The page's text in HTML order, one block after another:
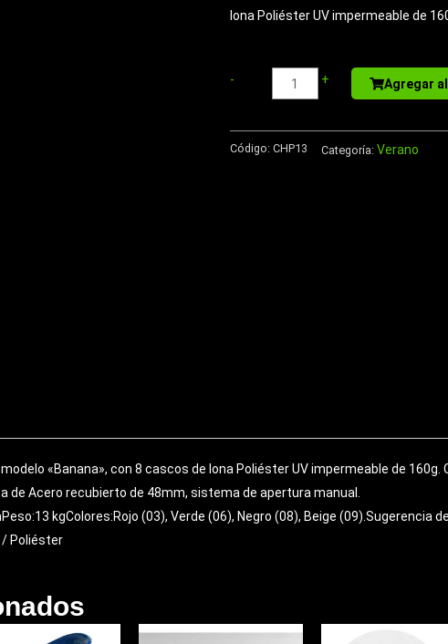
lona Poliéster UV impermeable de
-
de
+ Agregar
Código: CHP13 Categoría: Verano
«Banana», con 8 cascos de lona Poliéster UV impermeable de
de Acero recubierto de 48mm, sistema de apertura manual.
kgColores:Rojo (03), Verde (06), Negro (08), Beige (09).Sugerencia de
/ Poliéster